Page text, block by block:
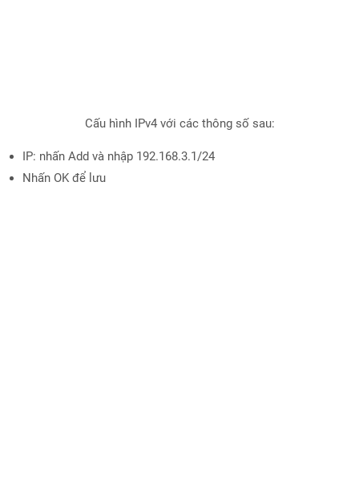
Cấu hình IPv4 với các thông số sau:
IP: nhấn Add và nhập 192.168.3.1/24
Nhấn OK để lưu